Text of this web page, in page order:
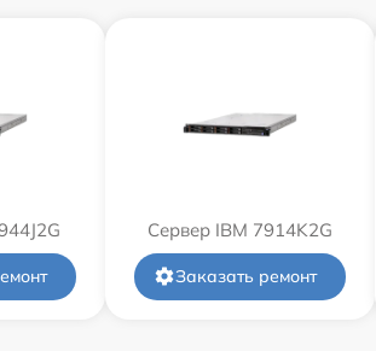
Сервер IBM 7914K2G
Заказать ремонт